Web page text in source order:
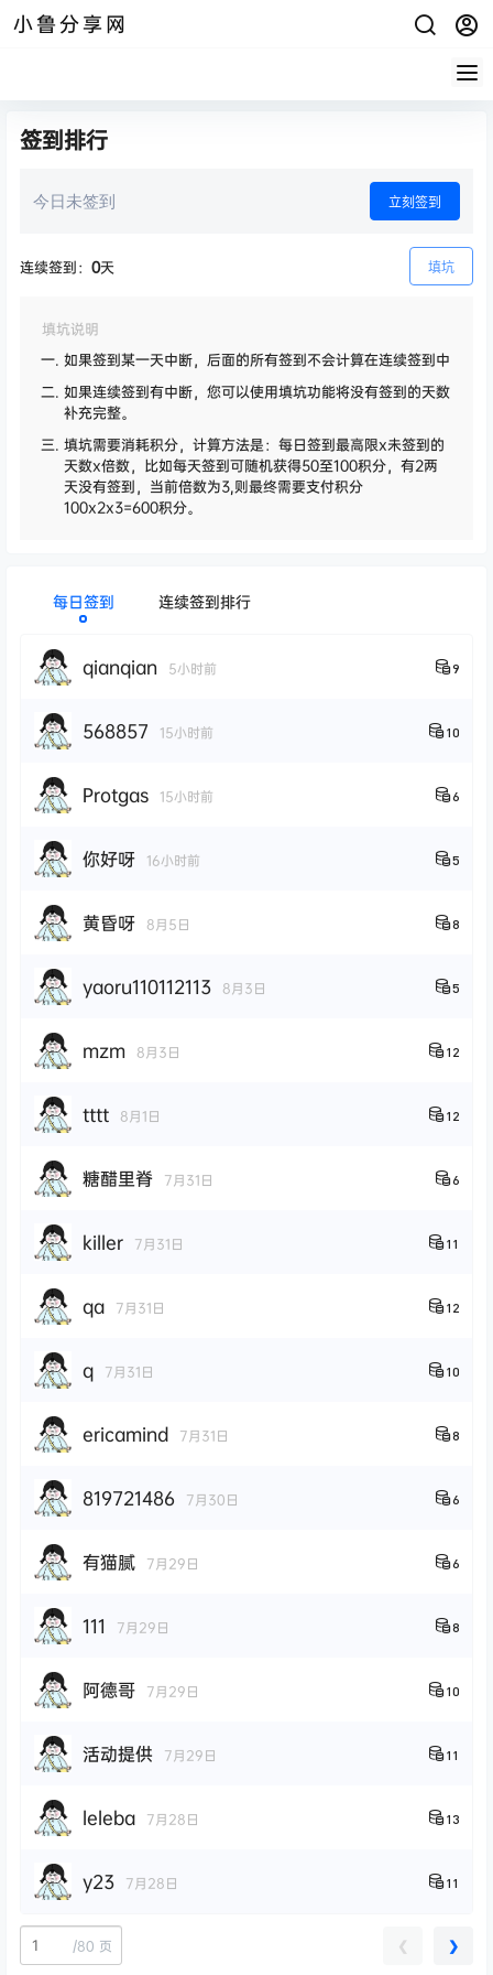
小鲁分享网
签到排行
今日未签到 立刻签到
连续签到： 0天 填坑
填坑说明
如果签到某一天中断，后面的所有签到不会计算在连续签到中
如果连续签到有中断，您可以使用填坑功能将没有签到的天数
补充完整。
填坑需要消耗积分，计算方法是：每日签到最高限x未签到的
天数x倍数，比如每天签到可随机获得50至100积分，有2两
天没有签到，当前倍数为3,则最终需要支付积分
100x2x3=600积分。
每日签到 连续签到排行
qianqian 5小时前 9
568857 15小时前 10
Protgas 15小时前 6
你好呀 16小时前 5
黄昏呀 8月5日 8
yaoru110112113 8月3日 5
mzm 8月3日 12
tttt 8月1日 12
糖醋里脊 7月31日 6
killer 7月31日 11
qa 7月31日 12
q 7月31日 10
ericamind 7月31日 8
819721486 7月30日 6
有猫腻 7月29日 6
111 7月29日 8
阿德哥 7月29日 10
活动提供 7月29日 11
leleba 7月28日 13
y23 7月28日 11
/80 页 ❮ ❯